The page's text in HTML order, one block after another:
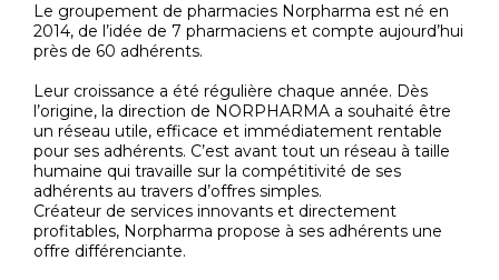
Le groupement de pharmacies Norpharma est né en
2014, de l’idée de 7 pharmaciens et compte aujourd’hui
près de 60 adhérents.
Leur croissance a été régulière chaque année. Dès
l’origine, la direction de NORPHARMA a souhaité être
un réseau utile, efficace et immédiatement rentable
pour ses adhérents. C’est avant tout un réseau à taille
humaine qui travaille sur la compétitivité de ses
adhérents au travers d’offres simples.
Créateur de services innovants et directement
profitables, Norpharma propose à ses adhérents une
offre différenciante.